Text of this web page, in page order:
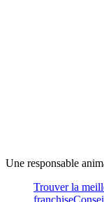
Une responsable
Trouver la
franchise